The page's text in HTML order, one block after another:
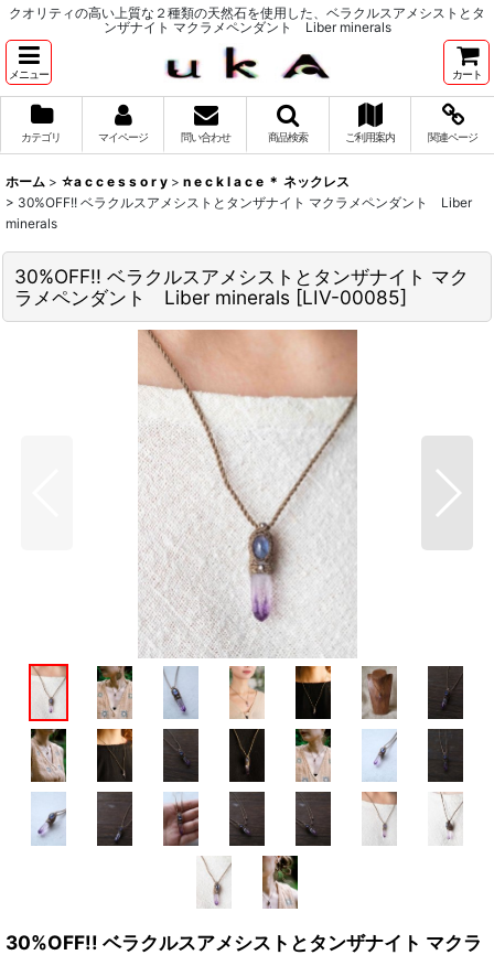
クオリティの高い上質な２種類の天然石を使用した、ベラクルスアメシストとタ
ンザナイト マクラメペンダント Liber minerals
メニュー カート
カテゴリ マイページ 問い合わせ 商品検索 ご利用案内 関連ページ
ホーム > ☆a c c e s s o r y > n e c k l a c e ＊ ネックレス
> 30%OFF!! ベラクルスアメシストとタンザナイト マクラメペンダント Liber
minerals
30%OFF!! ベラクルスアメシストとタンザナイト マク
ラメペンダント Liber minerals [LIV-00085]
30%OFF!! ベラクルスアメシストとタンザナイト マクラ